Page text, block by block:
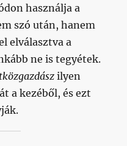
használja a
szó után, hanem
elválasztva a
ne is tegyétek.
ilyen
a kezéből, és ezt